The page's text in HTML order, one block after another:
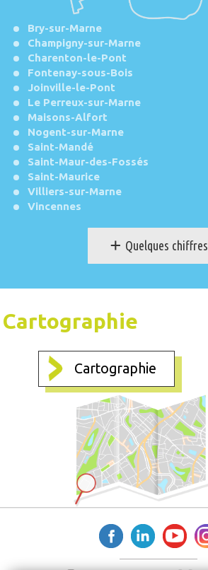
Bry-sur-Marne
Champigny-sur-Marne
Charenton-le-Pont
Fontenay-sous-Bois
Joinville-le-Pont
Le Perreux-sur-Marne
Maisons-Alfort
Nogent-sur-Marne
Saint-Mandé
Saint-Maur-des-Fossés
Saint-Maurice
Villiers-sur-Marne
Vincennes
+ Quelques chiffres
Cartographie
Cartographie